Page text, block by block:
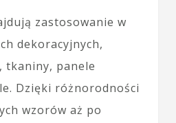
zastosowanie w
dekoracyjnych,
tkaniny, panele
Dzięki różnorodności
wzorów aż po